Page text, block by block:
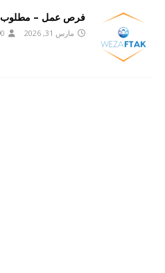
فرص عمل – مطلوب graphic designer
مارس 31, 2026 0